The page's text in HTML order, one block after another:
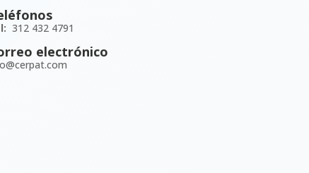
312 432 4791
electrónico